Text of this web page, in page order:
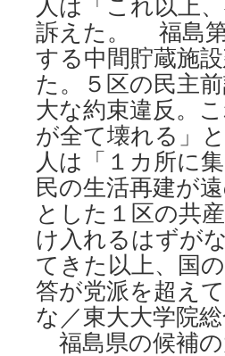
訴えた。 福島第
する中間貯蔵施
た。５区の民主
大な約束違反。
が全て壊れる」
人は「１カ所に
民の生活再建が
とした１区の共
け入れるはずが
てきた以上、国
答が党派を超え
な／東大大学院
福島県の候補